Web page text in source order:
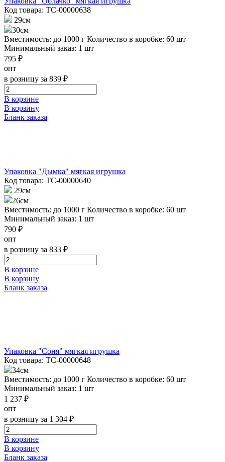
Код товара: ТС-00000638
29см
30см
Вместимость: до 1000 г Количество в коробке: 60 шт
Минимальный заказ: 1 шт
795 ₽
опт
в розницу за 839 ₽
В корзине
В корзину
Бланк заказа
Упаковка "Дымка" мягкая игрушка
Код товара: ТС-00000640
29см
26см
Вместимость: до 1000 г Количество в коробке: 60 шт
Минимальный заказ: 1 шт
790 ₽
опт
в розницу за 833 ₽
В корзине
В корзину
Бланк заказа
Упаковка "Соня" мягкая игрушка
Код товара: ТС-00000648
34см
Вместимость: до 1000 г Количество в коробке: 60 шт
Минимальный заказ: 1 шт
1 237 ₽
опт
в розницу за 1 304 ₽
В корзине
В корзину
Бланк заказа